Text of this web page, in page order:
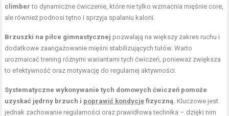
climber to dynamiczne ćwiczenie, które nie tylko wzmacnia mięśnie core,
ale również podnosi tętno i sprzyja spalaniu kalorii.
Brzuszki na piłce gimnastycznej pozwalają na większy zakres ruchu i
dodatkowe zaangażowanie mięśni stabilizujących tułów. Warto
urozmaicać trening różnymi wariantami tych ćwiczeń, ponieważ zwiększa
to efektywność oraz motywację do regularnej aktywności.
Systematyczne wykonywanie tych domowych ćwiczeń pomoże
uzyskać jędrny brzuch i poprawić kondycję fizyczną. Kluczowe jest
jednak zachowanie regularności oraz prawidłowa technika – dzięki nim